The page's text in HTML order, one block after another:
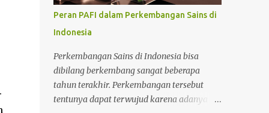
depan kriptologi begitu menjanjikan? Untuk
selengkapnya perhatikan ulasan berikut.
Alasan mengapa kriptologi sangat
menjanjikan di masa depan Ada beberapa
alasan yang mendasari mengapa kriptologi
menjanjikan di masa depan yang perlu
diketahui. Adapun alasan selengkapnya
Peran PAFI dalam Perkembangan Sains di
Indonesia
Perkembangan Sains di Indonesia bisa
dibilang berkembang sangat beberapa
tahun terakhir. Perkembangan tersebut
tentunya dapat terwujud karena adanya